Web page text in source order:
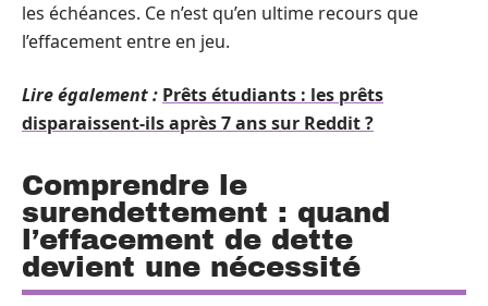
les échéances. Ce n’est qu’en ultime recours que
l’effacement entre en jeu.
Lire également : Prêts étudiants : les prêts
disparaissent-ils après 7 ans sur Reddit ?
Comprendre le
surendettement : quand
l’effacement de dette
devient une nécessité